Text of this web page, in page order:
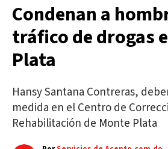
Condenan a
tráfico de drogas
Plata
Hansy Santana Contreras,
medida en el Centro de
Rehabilitación de Monte Plata